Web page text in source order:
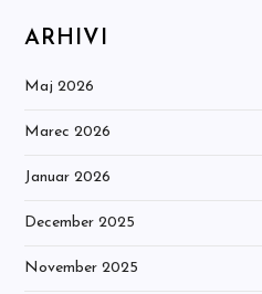
ARHIVI
Maj 2026
Marec 2026
Januar 2026
December 2025
November 2025